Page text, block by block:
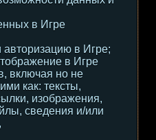
в Игре
авторизацию в Игре;
в Игре
включая но не
как: тексты,
изображения,
сведения и/или